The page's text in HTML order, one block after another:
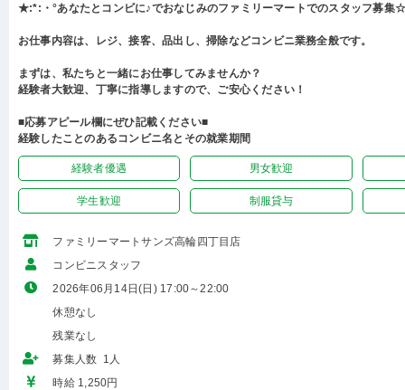
★:*:・°あなたとコンビに♪でおなじみのファミリーマートでのスタッフ募集
お仕事内容は、レジ、接客、品出し、掃除などコンビニ業務全般です。
まずは、私たちと一緒にお仕事してみませんか？
経験者大歓迎、丁寧に指導しますので、ご安心ください！
■応募アピール欄にぜひ記載ください■
経験したことのあるコンビニ名とその就業期間
経験者優遇 男女歓迎
学生歓迎 制服貸与
ファミリーマートサンズ高輪四丁目店
コンビニスタッフ
2026年06月14日(日) 17:00～22:00
休憩なし
残業なし
募集人数 1人
時給 1,250円